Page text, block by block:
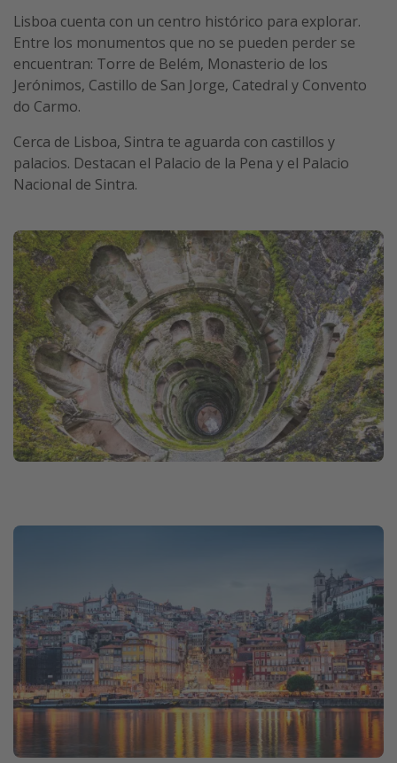
Lisboa cuenta con un centro histórico para explorar.
Entre los monumentos que no se pueden perder se
encuentran: Torre de Belém, Monasterio de los
Jerónimos, Castillo de San Jorge, Catedral y Convento
do Carmo.
Cerca de Lisboa, Sintra te aguarda con castillos y
palacios. Destacan el Palacio de la Pena y el Palacio
Nacional de Sintra.